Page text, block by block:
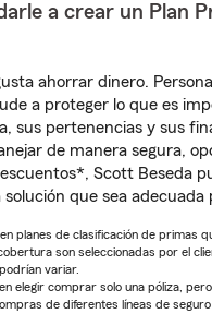
a crear un Plan
ahorrar dinero.
a proteger lo que es
sus pertenencias y sus
de manera segura,
Scott Beseda
que sea adecuada
planes de clasificación de primas
son seleccionadas por el
variar.
elegir comprar solo una póliza,
de diferentes líneas de seguro